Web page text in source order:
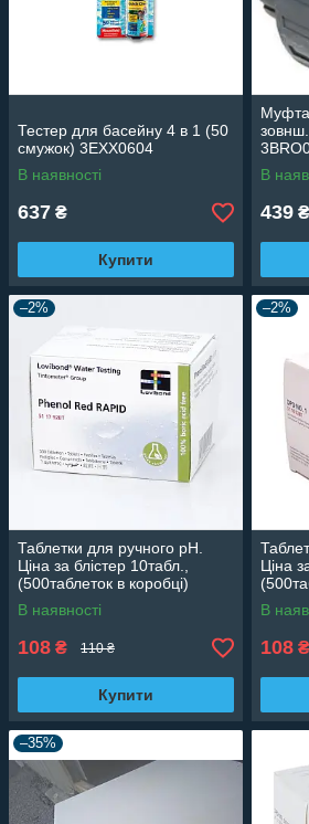
Тестер для басейну 4 в 1 (50
смужок) 3EXX0604
В наявності
637 ₴
Купити
В
439 ₴
–2%
Таблетки для ручного рН.
Ціна за блістер 10табл.,
(500таблеток в коробці)
Lovibond (Німеччина)
511792BT
В наявності
108 ₴ 110 ₴
Купити
–2%
Ціна
В
108 ₴
–35%